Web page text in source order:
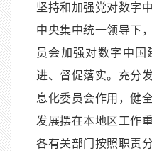
坚持和加强党对数字
中央集中统一领导下
员会加强对数字中国
进、督促落实。充分
息化委员会作用，健
发展摆在本地区工作
各有关部门按照职责